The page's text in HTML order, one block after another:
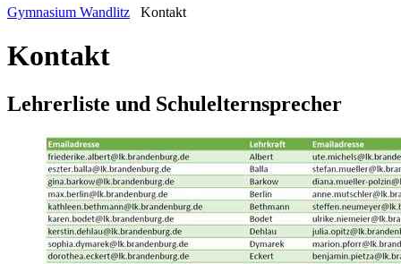
Gymnasium Wandlitz
Kontakt
Kontakt
Lehrerliste und Schulelternsprecher